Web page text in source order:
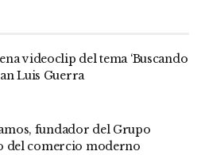
videoclip del tema ‘Buscando
Luis Guerra
fundador del Grupo
del comercio moderno